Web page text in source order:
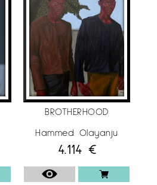
BROTHERHOOD
Hammed Olayanju
4.114 €